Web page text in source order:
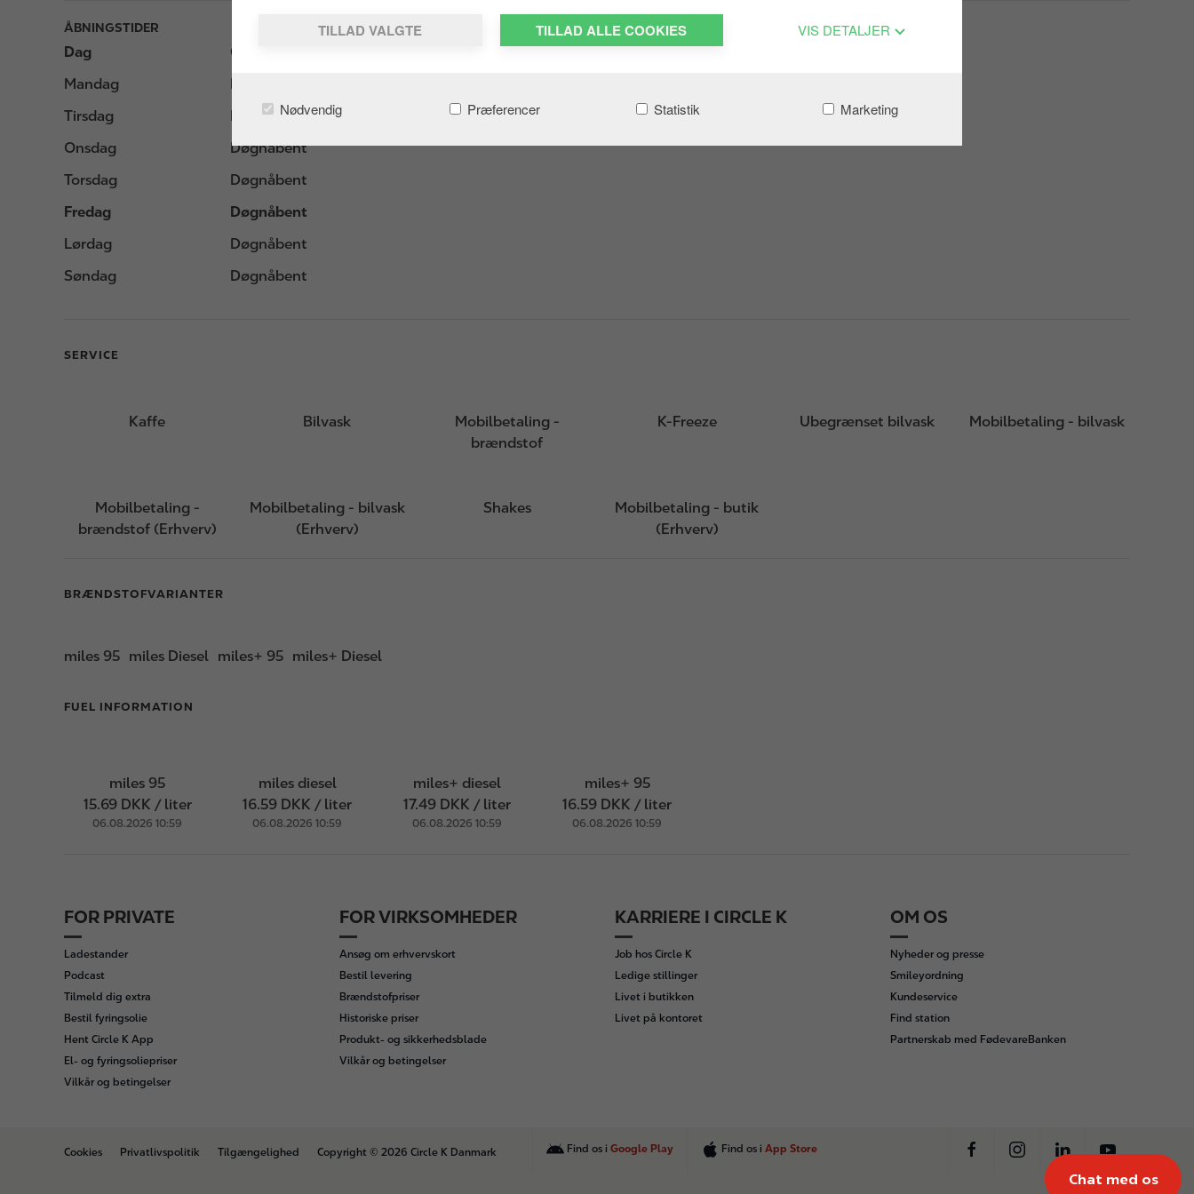
TILLAD VALGTE TILLAD ALLE COOKIES VIS DETALJER
Nødvendig Præferencer Statistik Marketing
ÅBNINGSTIDER
Dag
Opening hours
Mandag
Døgnåbent
Tirsdag
Døgnåbent
Onsdag
Døgnåbent
Torsdag
Døgnåbent
Fredag
Døgnåbent
Lørdag
Døgnåbent
Søndag
Døgnåbent
SERVICE
Kaffe Bilvask
Mobilbetaling -
brændstof
K-Freeze Ubegrænset bilvask Mobilbetaling - bilvask
Mobilbetaling -
brændstof (Erhverv)
Mobilbetaling - bilvask
(Erhverv)
Shakes
Mobilbetaling - butik
(Erhverv)
BRÆNDSTOFVARIANTER
miles 95 miles Diesel miles+ 95 miles+ Diesel
FUEL INFORMATION
miles 95
15.69 DKK / liter
06.08.2026 10:59
miles diesel
16.59 DKK / liter
06.08.2026 10:59
miles+ diesel
17.49 DKK / liter
06.08.2026 10:59
miles+ 95
16.59 DKK / liter
06.08.2026 10:59
F
o
o
t
e
r
FOR PRIVATE
Ladestander
Podcast
Tilmeld dig extra
Bestil fyringsolie
Hent Circle K App
El- og fyringsoliepriser
Vilkår og betingelser
FOR VIRKSOMHEDER
Ansøg om erhvervskort
Bestil levering
Brændstofpriser
Historiske priser
Produkt- og sikkerhedsblade
Vilkår og betingelser
KARRIERE I CIRCLE K
Job hos Circle K
Ledige stillinger
Livet i butikken
Livet på kontoret
OM OS
Nyheder og presse
Smileyordning
Kundeservice
Find station
Partnerskab med FødevareBanken
B
Cookies Privatlivspolitik Tilgængelighed Copyright © 2026 Circle K Danmark Find os i Google Play Find os i App Store
Chat med os